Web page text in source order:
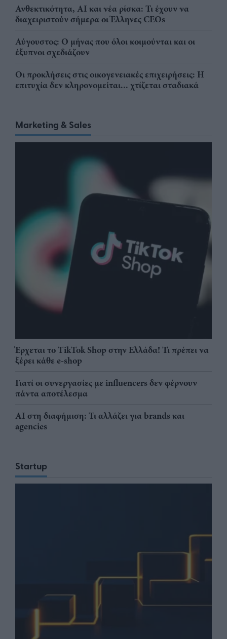
Ανθεκτικότητα, AI και νέα ρίσκα: Τι έχουν να
διαχειριστούν σήμερα οι Έλληνες CEOs
Αύγουστος: Ο μήνας που όλοι κοιμούνται και οι
έξυπνοι σχεδιάζουν
Οι προκλήσεις στις οικογενειακές επιχειρήσεις: Η
επιτυχία δεν κληρονομείται... χτίζεται σταδιακά
Marketing & Sales
Έρχεται το TikTok Shop στην Ελλάδα! Τι πρέπει να
ξέρει κάθε e-shop
Γιατί οι συνεργασίες με influencers δεν φέρνουν
πάντα αποτέλεσμα
AI στη διαφήμιση: Τι αλλάζει για brands και
agencies
Startup